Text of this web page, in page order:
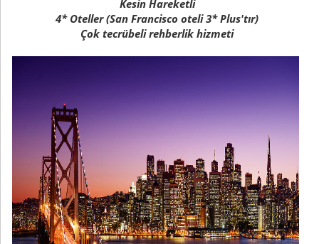
Kesin Hareketli
4* Oteller (San Francisco oteli 3* Plus'tır)
Çok tecrübeli rehberlik hizmeti